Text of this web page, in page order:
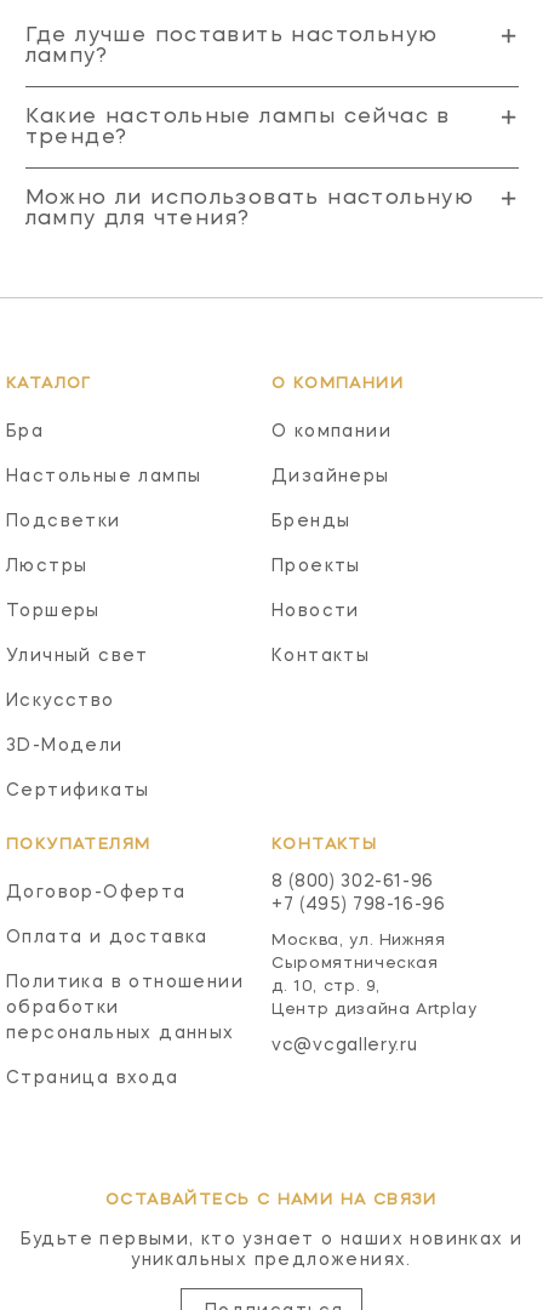
Где лучше поставить настольную
лампу?
Какие настольные лампы сейчас в
тренде?
Можно ли использовать настольную
лампу для чтения?
КАТАЛОГ
Бра
Настольные лампы
Подсветки
Люстры
Торшеры
Уличный свет
Искусство
3D-Модели
Сертификаты
О КОМПАНИИ
О компании
Дизайнеры
Бренды
Проекты
Новости
Контакты
ПОКУПАТЕЛЯМ
Договор-Оферта
Оплата и доставка
Политика в отношении
обработки
персональных данных
Страница входа
КОНТАКТЫ
8 (800) 302-61-96
+7 (495) 798-16-96
Москва, ул. Нижняя
Сыромятническая
д. 10, стр. 9,
Центр дизайна Artplay
vc@vcgallery.ru
ОСТАВАЙТЕСЬ С НАМИ НА СВЯЗИ
Будьте первыми, кто узнает о наших новинках и
уникальных предложениях.